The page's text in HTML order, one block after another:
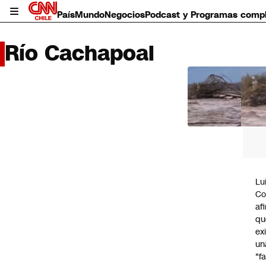
PaísMundoNegociosPodcast y Programas
Río Cachapoal
LO